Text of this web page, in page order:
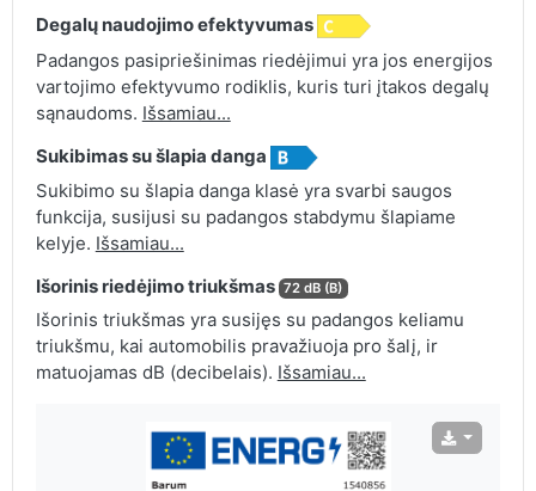
Degalų naudojimo efektyvumas
Padangos pasipriešinimas riedėjimui yra jos energijos
vartojimo efektyvumo rodiklis, kuris turi įtakos degalų
sąnaudoms. Išsamiau...
Sukibimas su šlapia danga
Sukibimo su šlapia danga klasė yra svarbi saugos
funkcija, susijusi su padangos stabdymu šlapiame
kelyje. Išsamiau...
Išorinis riedėjimo triukšmas 72 dB (B)
Išorinis triukšmas yra susijęs su padangos keliamu
triukšmu, kai automobilis pravažiuoja pro šalį, ir
matuojamas dB (decibelais). Išsamiau...